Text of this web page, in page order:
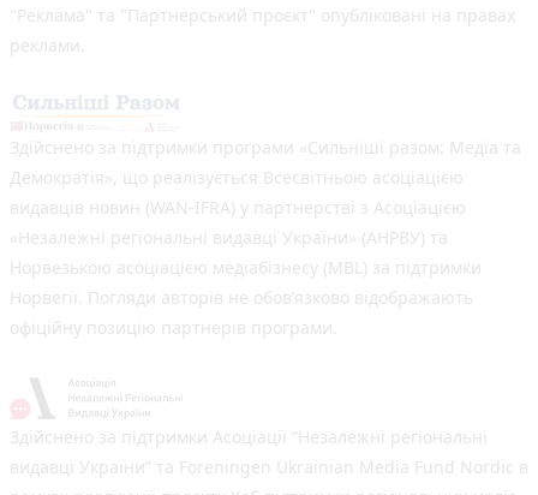
"Реклама" та "Партнерський проєкт" опубліковані на правах
реклами.
Здійснено за підтримки програми «Сильніші разом: Медіа та
Демократія», що реалізується Всесвітньою асоціацією
видавців новин (WAN-IFRA) у партнерстві з Асоціацією
«Незалежні регіональні видавці України» (АНРВУ) та
Норвезькою асоціацією медіабізнесу (MBL) за підтримки
Норвегії. Погляди авторів не обов’язково відображають
офіційну позицію партнерів програми.
Здійснено за підтримки Асоціації “Незалежні регіональні
видавці України” та Foreningen Ukrainian Media Fund Nordic в